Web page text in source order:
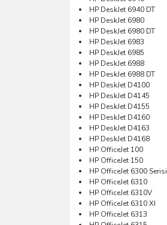
HP DeskJet 6940 DT
HP DeskJet 6980
HP DeskJet 6980 DT
HP DeskJet 6983
HP DeskJet 6985
HP DeskJet 6988
HP DeskJet 6988 DT
HP DeskJet D4100
HP DeskJet D4145
HP DeskJet D4155
HP DeskJet D4160
HP DeskJet D4163
HP DeskJet D4168
HP OfficeJet 100
HP OfficeJet 150
HP OfficeJet 6300 Serisi
HP OfficeJet 6310
HP OfficeJet 6310V
HP OfficeJet 6310 XI
HP OfficeJet 6313